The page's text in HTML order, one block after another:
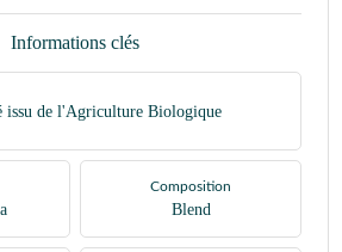
Informations clés
Composition
Blend
issu de l'Agriculture Biologique